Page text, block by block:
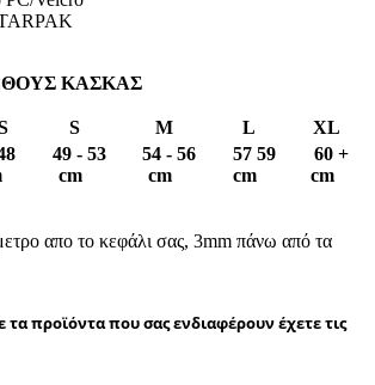
ΚΑΣΚΑΣ
S M L XL
49 - 53
cm
54 - 56
cm
57 59
cm
60 +
cm
απο το κεφάλι σας, 3mm πάνω από τα
τα προϊόντα που σας ενδιαφέρουν έχετε τις